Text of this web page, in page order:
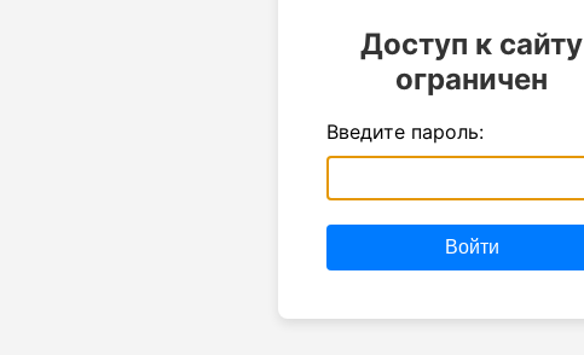
Доступ к сайту
ограничен
Введите пароль:
Войти